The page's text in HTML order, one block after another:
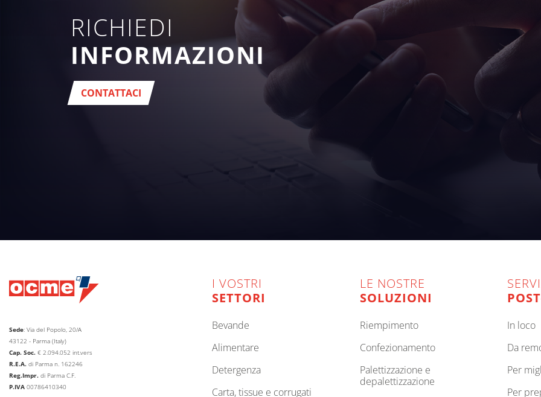
RICHIEDI
INFORMAZIONI
CONTATTACI
Sede: Via del Popolo, 20/A
43122 - Parma (Italy)
Cap. Soc. € 2.094.052 int.vers
R.E.A. di Parma n. 162246
Reg.Impr. di Parma C.F.
P.IVA 00786410340
I VOSTRI
SETTORI
bevande
alimentare
detergenza
carta, tissue e corrugati
LE NOSTRE
SOLUZIONI
riempimento
confezionamento
palettizzazione e
depalettizzazione
in loco
da
per
per